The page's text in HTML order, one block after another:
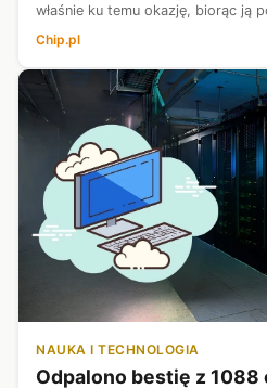
właśnie ku temu okazję, biorąc ją
rzut oka na Nem...
Chip.pl
NAUKA I TECHNOLOGIA
Odpalono bestię z 1088